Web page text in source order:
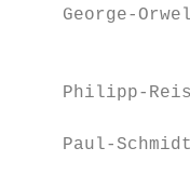
George-
Philipp-
Paul-